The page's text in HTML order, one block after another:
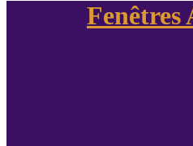
Fenêtres